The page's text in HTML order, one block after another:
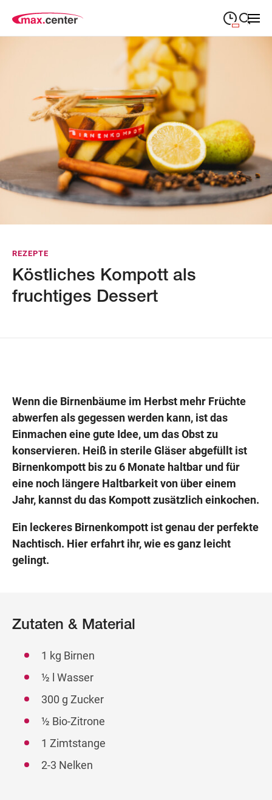
Suche schließen
09:00
Dienstag
Mittwoch
MITTWOCH 09:00
Donnerstag
DONNERSTAG 09:00— 19:00
Freitag
FREITAG 09:00—19:00
09:00
REZEPTE
Köstliches Kompott als
fruchtiges Dessert
Wenn die Birnenbäume im Herbst mehr Früchte
abwerfen als gegessen werden kann, ist das
Einmachen eine gute Idee, um das Obst zu
konservieren. Heiß in sterile Gläser abgefüllt ist
Birnenkompott bis zu 6 Monate haltbar und für
eine noch längere Haltbarkeit von über einem
Jahr, kannst du das Kompott zusätzlich einkochen.
Ein leckeres Birnenkompott ist genau der perfekte
Nachtisch. Hier erfahrt ihr, wie es ganz leicht
gelingt.
Zutaten & Material
1 kg Birnen
½ l Wasser
300 g Zucker
½ Bio-Zitrone
1 Zimtstange
2-3 Nelken